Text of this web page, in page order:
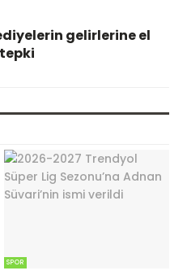
gelirlerine el
SPOR